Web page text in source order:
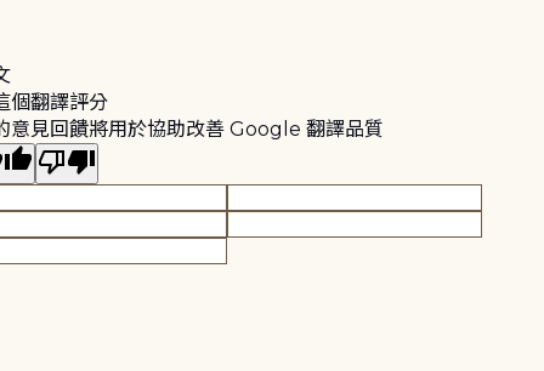
個翻譯評分
意見回饋將用於協助改善 Google 翻譯品質